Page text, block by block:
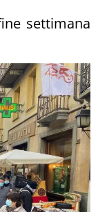
settimana